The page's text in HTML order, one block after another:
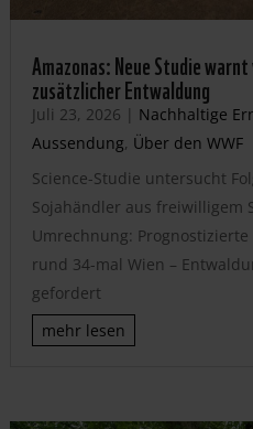
Amazonas: Neue Studie
zusätzlicher Entwaldung
Juli 23, 2026 | Nachhaltige
Aussendung, Über den WWF
Science-Studie untersucht
Sojahändler aus freiwilligem
Umrechnung:
rund 34-mal Wien –
gefordert
mehr lesen